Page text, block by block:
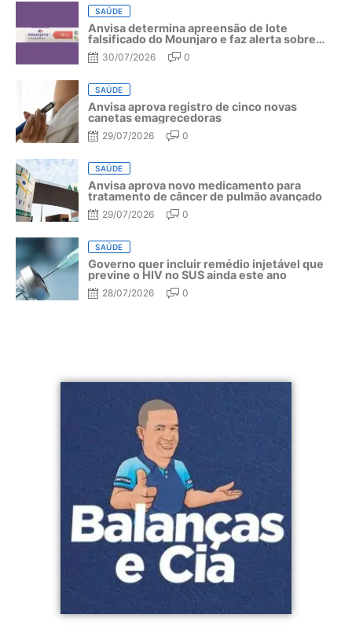
SAÚDE
Anvisa determina apreensão de lote
falsificado do Mounjaro e faz alerta sobre
riscos do medicamento
30/07/2026 0
SAÚDE
Anvisa aprova registro de cinco novas
canetas emagrecedoras
29/07/2026 0
SAÚDE
Anvisa aprova novo medicamento para
tratamento de câncer de pulmão avançado
29/07/2026 0
SAÚDE
Governo quer incluir remédio injetável que
previne o HIV no SUS ainda este ano
28/07/2026 0